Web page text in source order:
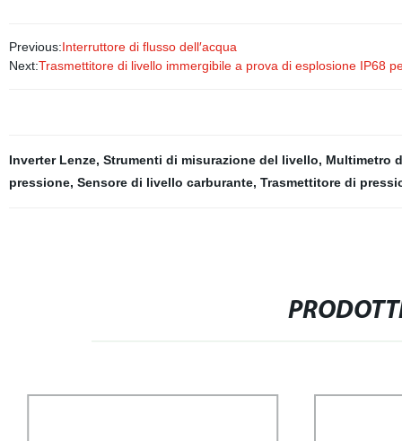
Previous:Interruttore di flusso dell′acqua
Next:Trasmettitore di livello immergibile a prova di esplosione IP68
Inverter Lenze, Strumenti di misurazione del livello, Multimetro
pressione, Sensore di livello carburante, Trasmettitore di